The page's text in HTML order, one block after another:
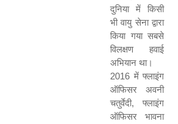
दुनिया में किसी
भी वायु सेना द्वारा
किया गया सबसे
विलक्षण हवाई
अभियान था।
2016 में फ्लाइंग
ऑफिसर अवनी
चतुर्वेदी, फ्लाइंग
ऑफिसर भावना